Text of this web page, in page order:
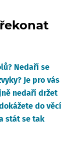
Nedaří se
Je pro vás
nedaří držet
do věcí
stát se tak